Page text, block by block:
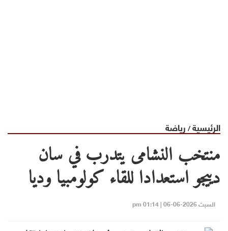
الرئيسية/ رياضة
منتخب النشامى يتدرب في سان
دييجو استعدادا للقاء كولومبيا وديا
السبت 2026-06-06 | 01:14 pm